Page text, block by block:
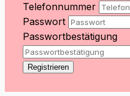
Telefonnummer
Passwort
Passwortbestätigung
Registrieren